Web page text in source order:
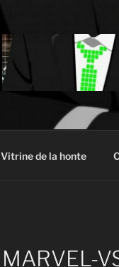
Vitrine de la honte
MARVEL-